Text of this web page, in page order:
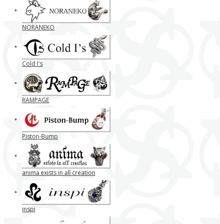
NORANEKO
Cold I's
RAMPAGE
Piston-Bump
anima exists in all creation
inspi